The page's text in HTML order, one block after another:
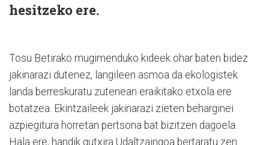
hesitzeko ere.
Tosu Betirako mugimenduko kideek ohar baten bidez
jakinarazi dutenez, langileen asmoa da ekologistek
landa berreskuratu zutenean eraikitako etxola ere
botatzea. Ekintzaileek jakinarazi zieten beharginei
azpiegitura horretan pertsona bat bizitzen dagoela.
Hala ere, handik gutxira Udaltzaingoa bertaratu zen